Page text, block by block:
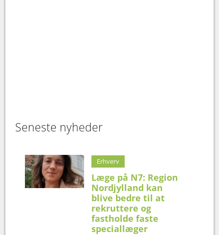
Seneste nyheder
Erhverv
Læge på N7: Region
Nordjylland kan
blive bedre til at
rekruttere og
fastholde faste
speciallæger